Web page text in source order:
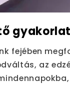
fejében
az